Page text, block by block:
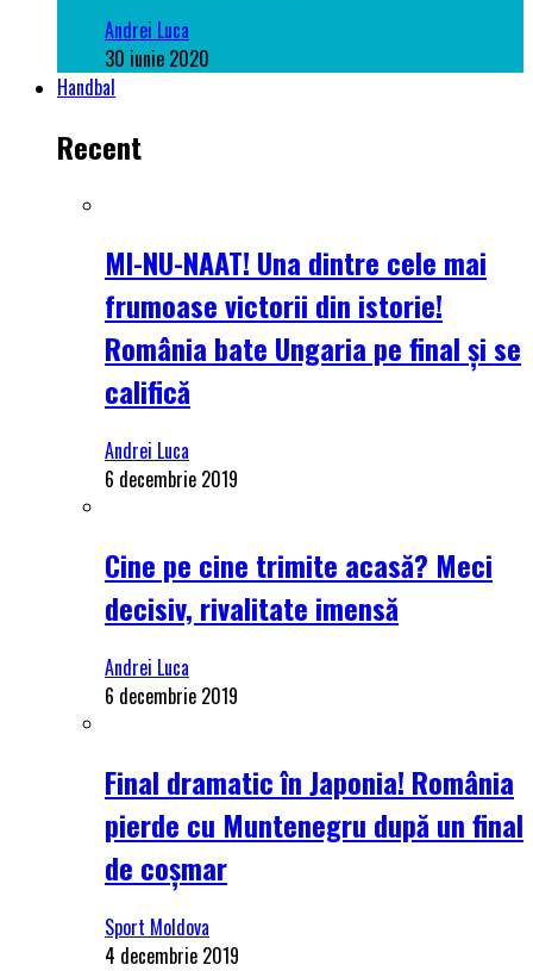
Andrei Luca
30 iunie 2020
Handbal
Recent
MI-NU-NAAT! Una dintre cele mai
frumoase victorii din istorie!
România bate Ungaria pe final și se
califică
Andrei Luca
6 decembrie 2019
Cine pe cine trimite acasă? Meci
decisiv, rivalitate imensă
Andrei Luca
6 decembrie 2019
Final dramatic în Japonia! România
pierde cu Muntenegru după un final
de coșmar
Sport Moldova
4 decembrie 2019